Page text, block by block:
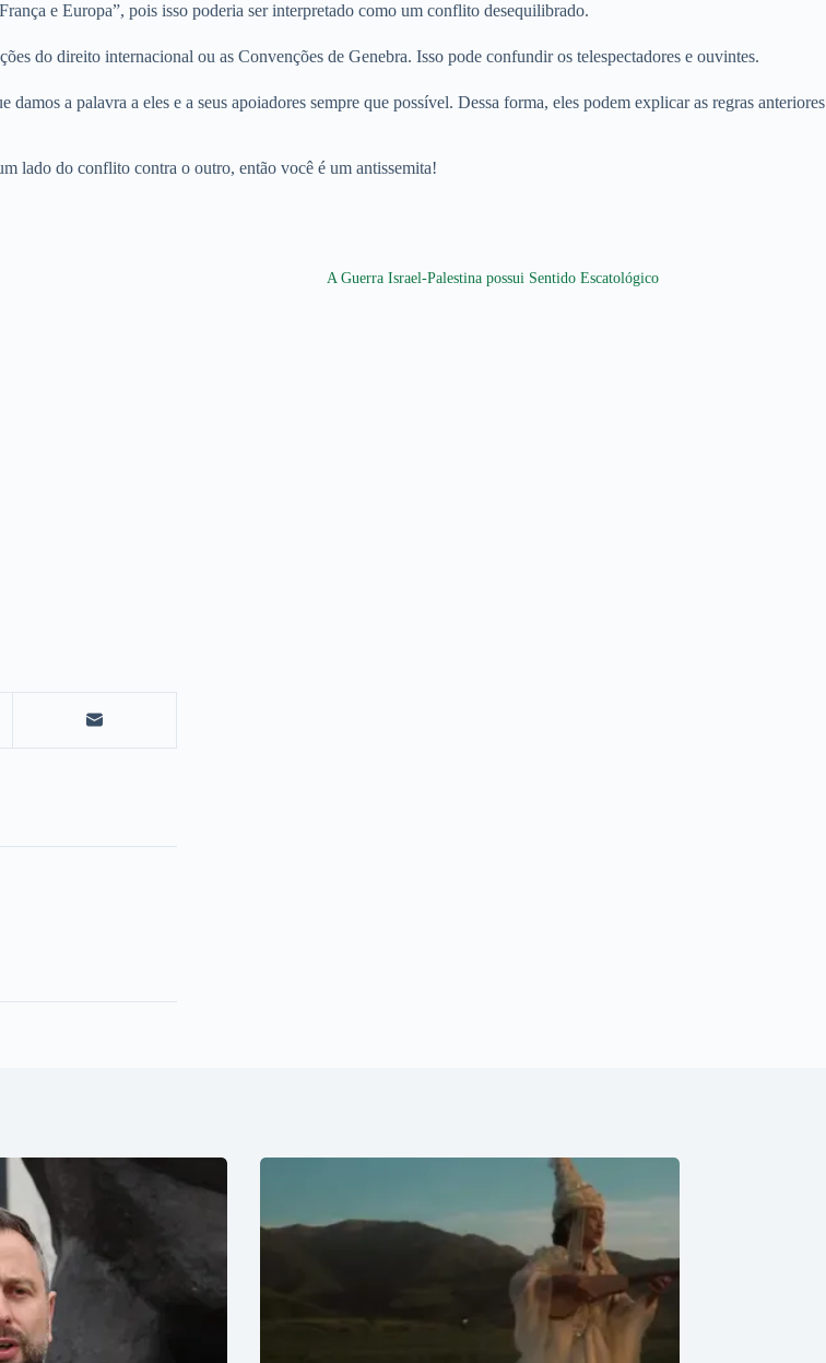
e Europa”, pois isso poderia ser interpretado como um conflito desequilibrado.
do direito internacional ou as Convenções de Genebra. Isso pode confundir os telespectadores e ouvintes.
a palavra a eles e a seus apoiadores sempre que possível. Dessa forma, eles podem explicar as regras anteriores
lado do conflito contra o outro, então você é um antissemita!
A Guerra Israel-Palestina possui Sentido Escatológico